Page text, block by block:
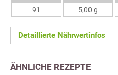
91
5,00 g
Detaillierte Nährwertinfos
ÄHNLICHE REZEPTE